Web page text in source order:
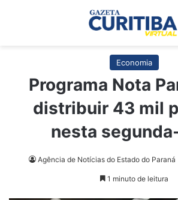
Economia
Programa Nota
distribuir 43 mil
nesta
Agência de Notícias do Estado do Paraná
1 minuto de leitura